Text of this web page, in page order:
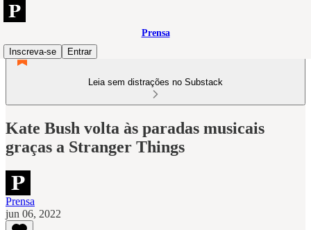
Prensa
Inscreva-se
Entrar
Leia sem distrações no Substack
Kate Bush volta às paradas musicais
graças a Stranger Things
Prensa
jun 06, 2022